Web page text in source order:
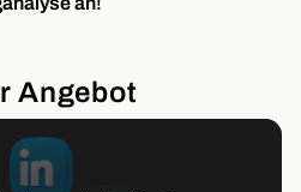
Angebot